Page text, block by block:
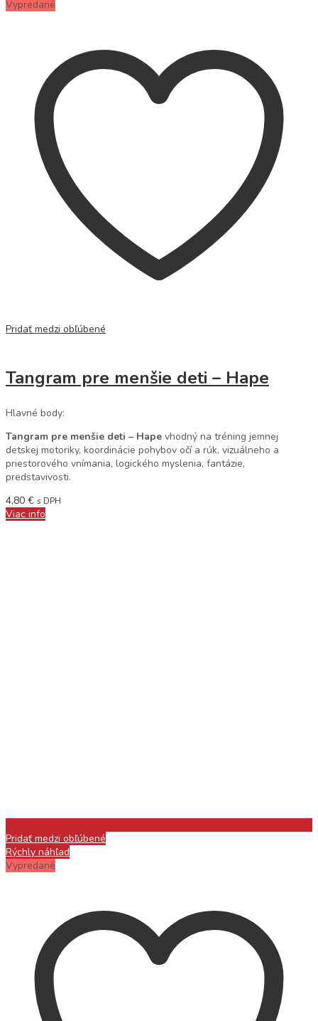
Vypredané
Pridať medzi obľúbené
Tangram pre menšie deti – Hape
Hlavné body:
Tangram pre menšie deti – Hape vhodný na tréning jemnej
detskej motoriky, koordinácie pohybov očí a rúk, vizuálneho a
priestorového vnímania, logického myslenia, fantázie,
predstavivosti.
4,80 € s DPH
Viac info
Pridať medzi obľúbené
Rýchly náhľad
Vypredané